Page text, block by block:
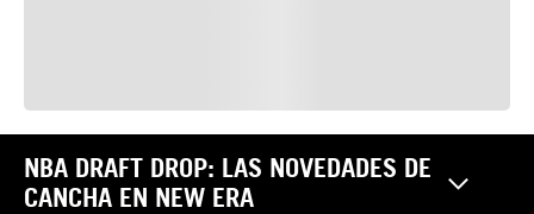
NBA DRAFT DROP: LAS NOVEDADES DE
CANCHA EN NEW ERA